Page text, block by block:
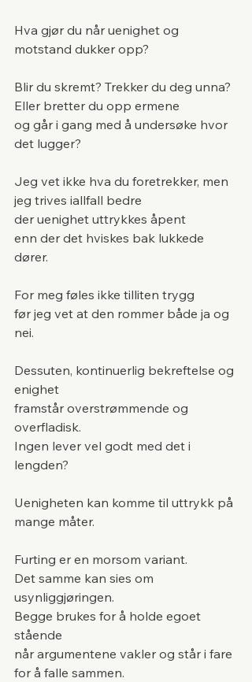
Hva gjør du når uenighet og
motstand dukker opp?
Blir du skremt? Trekker du deg unna?
Eller bretter du opp ermene
og går i gang med å undersøke hvor
det lugger?
Jeg vet ikke hva du foretrekker, men
jeg trives iallfall bedre
der uenighet uttrykkes åpent
enn der det hviskes bak lukkede
dører.
For meg føles ikke tilliten trygg
før jeg vet at den rommer både ja og
nei.
Dessuten, kontinuerlig bekreftelse og
enighet
framstår overstrømmende og
overfladisk.
Ingen lever vel godt med det i
lengden?
Uenigheten kan komme til uttrykk på
mange måter.
Furting er en morsom variant.
Det samme kan sies om
usynliggjøringen.
Begge brukes for å holde egoet
stående
når argumentene vakler og står i fare
for å falle sammen.